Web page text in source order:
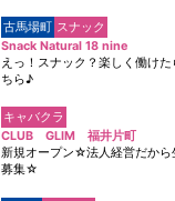
古馬場町 スナック
Snack Natural 18 nine
えっ！スナック？楽しく働け
ちら♪
キャバクラ
CLUB GLIM 福井片町
新規オープン☆法人経営だか
募集☆